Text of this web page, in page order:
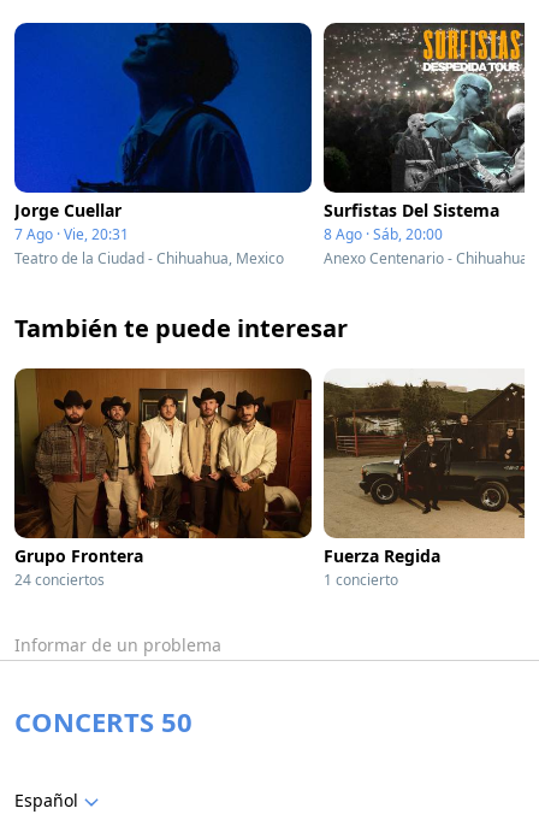
Jorge Cuellar
7 Ago · Vie, 20:31
Teatro de la Ciudad - Chihuahua, Mexico
Surfistas Del Sistema
8 Ago · Sáb, 20:00
Anexo Centenario - Chihuahua,
También te puede interesar
Grupo Frontera
24 conciertos
Fuerza Regida
1 concierto
Informar de un problema
CONCERTS 50
Español